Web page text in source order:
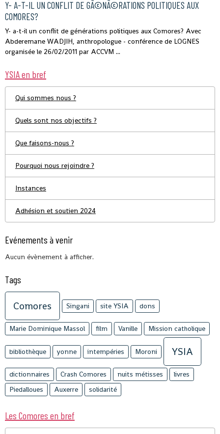
Y- A-T-IL UN CONFLIT DE GÃ©NÃ©RATIONS POLITIQUES AUX
COMORES?
Y- a-t-il un conflit de générations politiques aux Comores? Avec
Abderemane WADJIH, anthropologue - conférence de LOGNES
organisée le 26/02/2011 par ACCVM ...
YSIA en bref
Qui sommes nous ?
Quels sont nos objectifs ?
Que faisons-nous ?
Pourquoi nous rejoindre ?
Instances
Adhésion et soutien 2024
Evénements à venir
Aucun évènement à afficher.
Tags
Comores Singani site YSIA dons
Marie Dominique Massol film Vanille Mission catholique
bibliothèque yonne intempéries Moroni YSIA
dictionnaires Crash Comores nuits métisses
livres
Piedalloues
Auxerre solidarité
Les Comores en bref